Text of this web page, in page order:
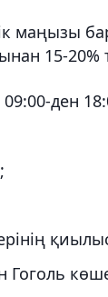
маңызы
15-
ден